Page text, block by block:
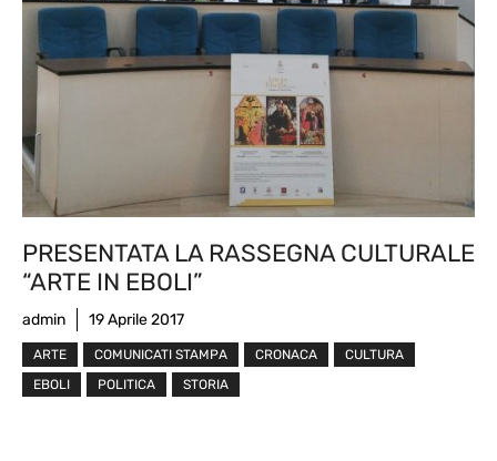
PRESENTATA LA RASSEGNA CULTURALE
“ARTE IN EBOLI”
admin 19 Aprile 2017
ARTE COMUNICATI STAMPA CRONACA
CULTURA
EBOLI
POLITICA STORIA